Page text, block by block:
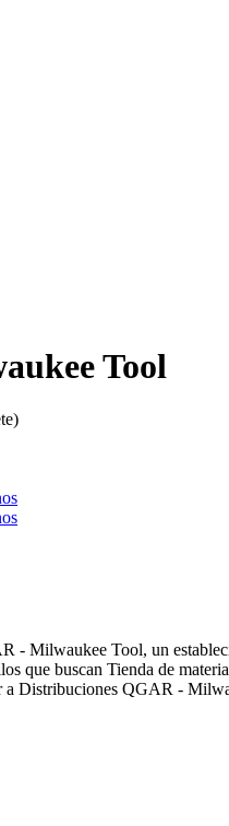
Tool
- Milwaukee Tool, un
que buscan Tienda de
Distribuciones QGAR -